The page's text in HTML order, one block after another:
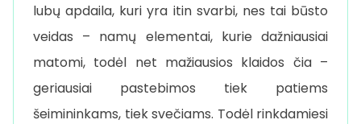
lubų apdaila, kuri yra itin svarbi, nes tai būsto
veidas – namų elementai, kurie dažniausiai
matomi, todėl net mažiausios klaidos čia –
geriausiai pastebimos tiek patiems
šeimininkams, tiek svečiams. Todėl rinkdamiesi